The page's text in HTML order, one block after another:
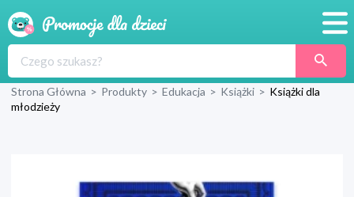
Produkty
Strona Główna > Produkty > Edukacja > Książki > Książki dla
młodzieży